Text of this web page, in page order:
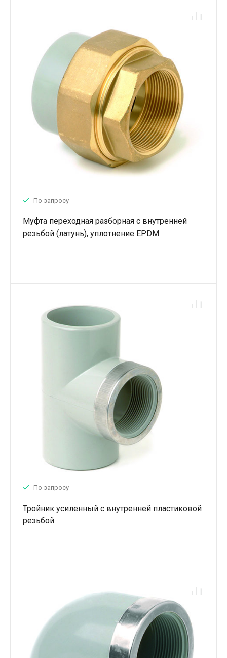
По запросу
Муфта переходная разборная с внутренней
резьбой (латунь), уплотнение EPDM
По запросу
Тройник усиленный с внутренней пластиковой
резьбой